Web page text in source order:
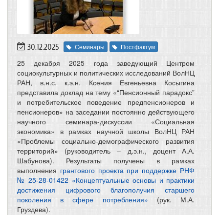
30.12.2025 Семинары Постфактум
25 декабря 2025 года заведующий Центром
социокультурных и политических исследований ВолНЦ
РАН, в.н.с. к.э.н. Ксения Евгеньевна Косыгина
представила доклад на тему «“Пенсионный парадокс”
и потребительское поведение предпенсионеров и
пенсионеров» на заседании постоянно действующего
научного семинара-дискуссии «Социальная
экономика» в рамках научной школы ВолНЦ РАН
«Проблемы социально-демографического развития
территорий» (руководитель – д.э.н., доцент А.А.
Шабунова). Результаты получены в рамках
выполнения грантового проекта при поддержке РНФ
№ 25-28-01422 «Концептуальные основы и практики
достижения цифрового благополучия старшего
поколения в сфере потребления» (рук. М.А.
Груздева).